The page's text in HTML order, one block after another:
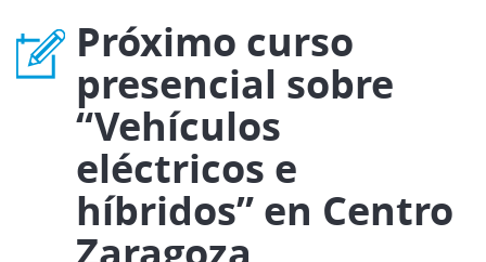
Próximo curso
presencial sobre
“Vehículos
eléctricos e
híbridos” en Centro